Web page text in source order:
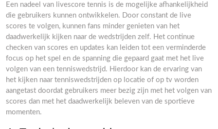
Een nadeel van livescore tennis is de mogelijke afhankelijkheid
die gebruikers kunnen ontwikkelen. Door constant de live
scores te volgen, kunnen fans minder genieten van het
daadwerkelijk kijken naar de wedstrijden zelf. Het continue
checken van scores en updates kan leiden tot een verminderde
focus op het spel en de spanning die gepaard gaat met het live
volgen van een tenniswedstrijd. Hierdoor kan de ervaring van
het kijken naar tenniswedstrijden op locatie of op tv worden
aangetast doordat gebruikers meer bezig zijn met het volgen van
scores dan met het daadwerkelijk beleven van de sportieve
momenten.